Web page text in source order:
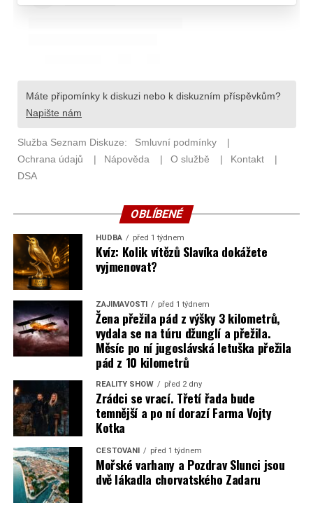
OBLÍBENÉ
HUDBA před 1 týdnem
Kvíz: Kolik vítězů Slavíka dokážete
vyjmenovat?
ZAJÍMAVOSTI před 1 týdnem
Žena přežila pád z výšky 3 kilometrů,
vydala se na túru džunglí a přežila.
Měsíc po ní jugoslávská letuška přežila
pád z 10 kilometrů
REALITY SHOW před 2 dny
Zrádci se vrací. Třetí řada bude
temnější a po ní dorazí Farma Vojty
Kotka
CESTOVÁNÍ před 1 týdnem
Mořské varhany a Pozdrav Slunci jsou
dvě lákadla chorvatského Zadaru